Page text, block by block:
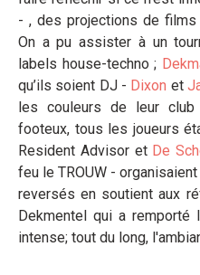
- , des projections de
On a pu assister à un
labels house-techno ;
qu’ils soient DJ - Dixon et
les couleurs de leur
footeux, tous les joueurs
Resident Advisor et De
feu le TROUW -
reversés en soutient aux
Dekmentel qui a remporté
intense; tout du long,